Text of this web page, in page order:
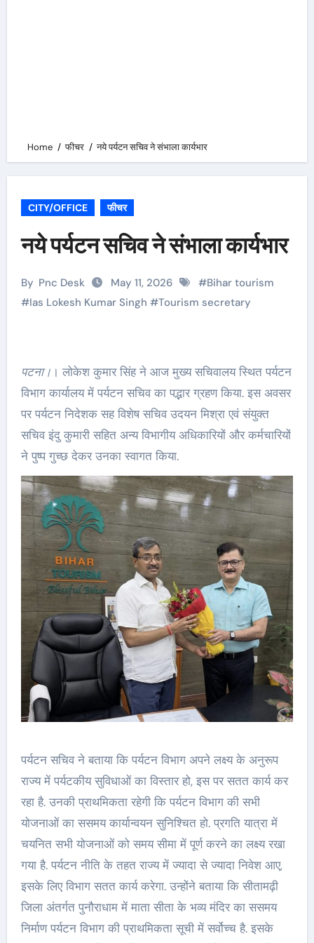
Home फीचर नये पर्यटन सचिव ने संभाला कार्यभार
CITY/OFFICE फीचर
नये पर्यटन सचिव ने संभाला कार्यभार
By Pnc Desk May 11, 2026 #Bihar tourism
#Ias Lokesh Kumar Singh #Tourism secretary
पटना। । लोकेश कुमार सिंह ने आज मुख्य सचिवालय स्थित पर्यटन
विभाग कार्यालय में पर्यटन सचिव का पद्भार ग्रहण किया. इस अवसर
पर पर्यटन निदेशक सह विशेष सचिव उदयन मिश्रा एवं संयुक्त
सचिव इंदु कुमारी सहित अन्य विभागीय अधिकारियों और कर्मचारियों
ने पुष्प गुच्छ देकर उनका स्वागत किया.
पर्यटन सचिव ने बताया कि पर्यटन विभाग अपने लक्ष्य के अनुरूप
राज्य में पर्यटकीय सुविधाओं का विस्तार हो, इस पर सतत कार्य कर
रहा है. उनकी प्राथमिकता रहेगी कि पर्यटन विभाग की सभी
योजनाओं का ससमय कार्यान्वयन सुनिश्चित हो. प्रगति यात्रा में
चयनित सभी योजनाओं को समय सीमा में पूर्ण करने का लक्ष्य रखा
गया है. पर्यटन नीति के तहत राज्य में ज्यादा से ज्यादा निवेश आए,
इसके लिए विभाग सतत कार्य करेगा. उन्होंने बताया कि सीतामढ़ी
जिला अंतर्गत पुनौराधाम में माता सीता के भव्य मंदिर का ससमय
निर्माण पर्यटन विभाग की प्राथमिकता सूची में सर्वोच्च है. इसके